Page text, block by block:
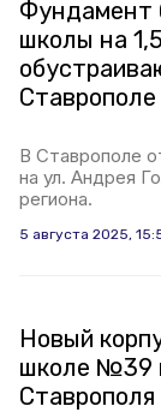
Фундамент
школы на
Ставрополе
В Ставрополе
на ул. Андрея
региона.
5 августа 2025,
Новый
школе №39
Ставрополя